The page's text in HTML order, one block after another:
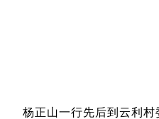
杨正山一行先后到云利